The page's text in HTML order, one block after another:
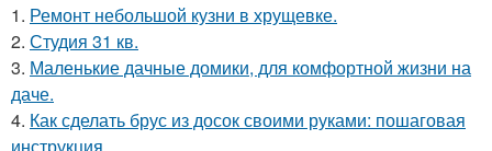
1. Ремонт небольшой кузни в хрущевке.
2. Студия 31 кв.
3. Маленькие дачные домики, для комфортной жизни на
даче.
4. Как сделать брус из досок своими руками: пошаговая
инструкция